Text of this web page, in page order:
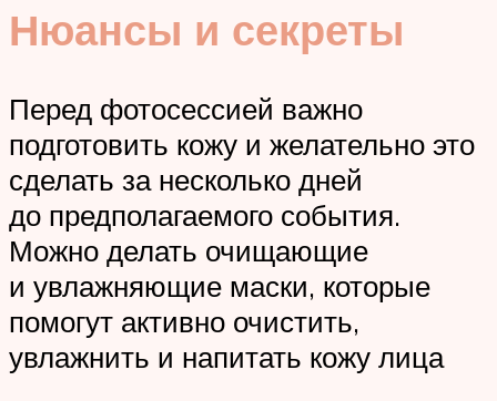
Нюансы и секреты
Перед фотосессией важно
подготовить кожу и желательно это
сделать за несколько дней
до предполагаемого события.
Можно делать очищающие
и увлажняющие маски, которые
помогут активно очистить,
увлажнить и напитать кожу лица